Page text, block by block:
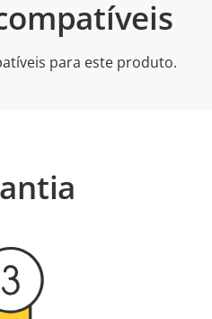
para este produto.